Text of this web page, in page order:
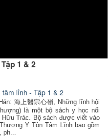
1 & 2
海上醫宗心嶺, Những lĩnh hội
là một bộ sách y học nổi
Trác. Bộ sách được viết vào
Y Tôn Tâm Lĩnh bao gồm
ph...